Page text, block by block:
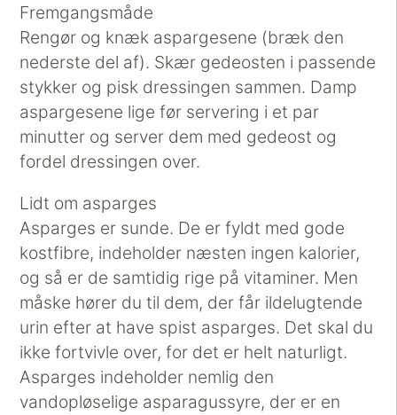
Fremgangsmåde
Rengør og knæk aspargesene (bræk den
nederste del af). Skær gedeosten i passende
stykker og pisk dressingen sammen. Damp
aspargesene lige før servering i et par
minutter og server dem med gedeost og
fordel dressingen over.
Lidt om asparges
Asparges er sunde. De er fyldt med gode
kostfibre, indeholder næsten ingen kalorier,
og så er de samtidig rige på vitaminer. Men
måske hører du til dem, der får ildelugtende
urin efter at have spist asparges. Det skal du
ikke fortvivle over, for det er helt naturligt.
Asparges indeholder nemlig den
vandopløselige asparagussyre, der er en